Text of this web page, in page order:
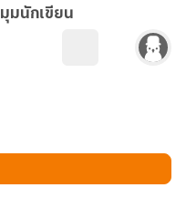
มุมนักเขียน